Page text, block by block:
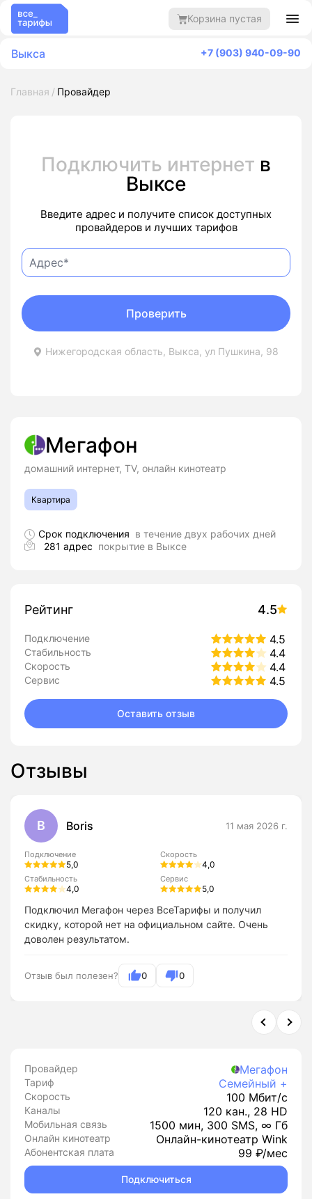
Корзина пустая
Выкса +7 (903) 940-09-90
Главная Провайдер
Подключить интернет в
Выксе
Введите адрес и получите список доступных
провайдеров и лучших тарифов
Нижегородская область, Выкса, ул Пушкина, 98
Проверить
Мегафон
домашний интернет, TV, онлайн кинотеатр
Квартира
Срок подключения в течение двух рабочих дней
281 адрес покрытие в Выксе
Рейтинг 4.5
Подключение 4.5
Стабильность 4.4
Скорость 4.4
Сервис 4.5
Оставить отзыв
Отзывы
B Boris 11 мая 2026 г.
Подключение
5,0
Скорость
4,0
Стабильность
4,0
Сервис
5,0
Подключил Мегафон через ВсеТарифы и получил
скидку, которой нет на официальном сайте. Очень
доволен результатом.
Отзыв был полезен? 0 0
Провайдер Мегафон
Тариф Семейный +
Скорость 100 Мбит/с
Каналы 120 кан., 28 HD
Мобильная связь 1500 мин, 300 SMS, ∞ Гб
Онлайн кинотеатр Онлайн-кинотеатр Wink
Абонентская плата 99 ₽/мес
Подключиться